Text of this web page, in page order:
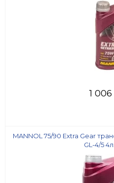
1 006
MANNOL 75/90 Extra Gear
GL-4/5